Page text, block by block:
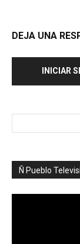
DEJA UNA
INICIAR
Ñ Pueblo